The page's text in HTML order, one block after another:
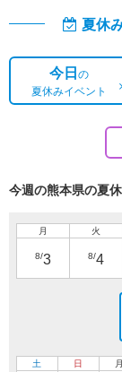
夏休
今日の
夏休みイベント
今週の熊本県の夏
月
8/3
火
8/4
土 日 月